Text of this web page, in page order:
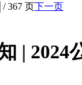
/ 367 页下一页
| 2024